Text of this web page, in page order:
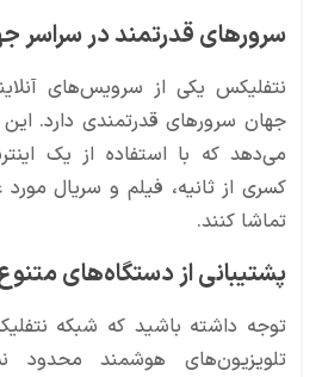
سرورهای قدرتمند در سراسر
نتفلیکس یکی از سرویس‌های
جهان سرورهای قدرتمندی دارد. این
می‌دهد که با استفاده از یک
کسری از ثانیه، فیلم و سریال مورد
تماشا کنند.
پشتیبانی از دستگاه‌های
توجه داشته باشید که شبکه
تلویزیون‌های هوشمند محدود